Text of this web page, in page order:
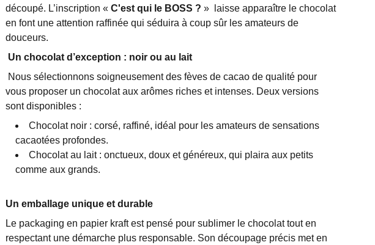
découpé. L’inscription « C'est qui le BOSS ? »
laisse apparaître le chocolat
en font une attention raffinée qui séduira à coup sûr les amateurs de
douceurs.
Un chocolat d’exception : noir ou au lait
Nous sélectionnons soigneusement des fèves de cacao de qualité pour
vous proposer un chocolat aux arômes riches et intenses. Deux versions
sont disponibles :
Chocolat noir : corsé, raffiné, idéal pour les amateurs de sensations
cacaotées profondes.
Chocolat au lait : onctueux, doux et généreux, qui plaira aux petits
comme aux grands.
Un emballage unique et durable
Le packaging en papier kraft est pensé pour sublimer le chocolat tout en
respectant une démarche plus responsable. Son découpage précis met en